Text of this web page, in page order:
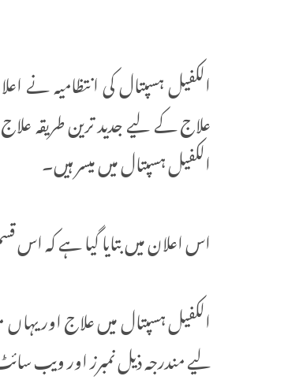
الکفیل ہسپتال کی انتظامیہ
علاج کے لیے جدید ترین طریقہ
الکفیل ہسپتال میں میسر ہیں۔
اس اعلان میں بتایا گیا ہے کہ
الکفیل ہسپتال میں علاج اور
لیے مندرجہ ذیل نمبرز اور ویب